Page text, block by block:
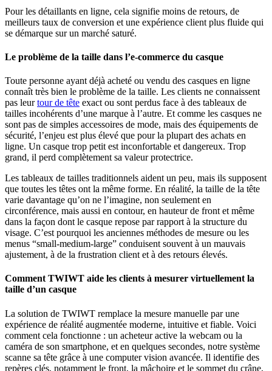
Pour les détaillants en ligne, cela signifie moins de retours, de
meilleurs taux de conversion et une expérience client plus fluide qui
se démarque sur un marché saturé.
Le problème de la taille dans l’e-commerce du casque
Toute personne ayant déjà acheté ou vendu des casques en ligne
connaît très bien le problème de la taille. Les clients ne connaissent
pas leurtour de tête exact ou sont perdus face à des tableaux de
tailles incohérents d’une marque à l’autre. Et comme les casques ne
sont pas de simples accessoires de mode, mais des équipements de
sécurité, l’enjeu est plus élevé que pour la plupart des achats en
ligne. Un casque trop petit est inconfortable et dangereux. Trop
grand, il perd complètement sa valeur protectrice.
Les tableaux de tailles traditionnels aident un peu, mais ils supposent
que toutes les têtes ont la même forme. En réalité, la taille de la tête
varie davantage qu’on ne l’imagine, non seulement en
circonférence, mais aussi en contour, en hauteur de front et même
dans la façon dont le casque repose par rapport à la structure du
visage. C’est pourquoi les anciennes méthodes de mesure ou les
menus “small-medium-large” conduisent souvent à un mauvais
ajustement, à de la frustration client et à des retours élevés.
Comment TWIWT aide les clients à mesurer virtuellement la
taille d’un casque
La solution de TWIWT remplace la mesure manuelle par une
expérience de réalité augmentée moderne, intuitive et fiable. Voici
comment cela fonctionne : un acheteur active la webcam ou la
caméra de son smartphone, et en quelques secondes, notre système
scanne sa tête grâce à une computer vision avancée. Il identifie des
repères clés, notamment le front, la mâchoire et le sommet du crâne,